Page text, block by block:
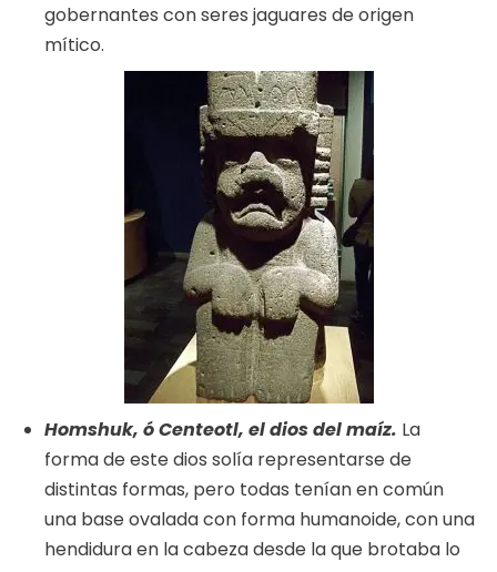
gobernantes con seres jaguares de origen
mítico.
Homshuk, ó Centeotl, el dios del maíz. La
forma de este dios solía representarse de
distintas formas, pero todas tenían en común
una base ovalada con forma humanoide, con una
hendidura en la cabeza desde la que brotaba lo